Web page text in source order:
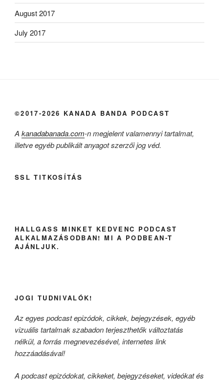
August 2017
July 2017
©2017-2026 KANADA BANDA PODCAST
A kanadabanada.com-n megjelent valamennyi tartalmat,
illetve egyéb publikált anyagot szerzői jog véd.
SSL TITKOSÍTÁS
HALLGASS MINKET KEDVENC PODCAST
ALKALMAZÁSODBAN! MI A PODBEAN-T
AJÁNLJUK.
JOGI TUDNIVALÓK!
Az egyes podcast epizódok, cikkek, bejegyzések, egyéb
vizuális tartalmak szabadon terjeszthetők változtatás
nélkül, a forrás megnevezésével, internetes link
hozzáadásával!
A podcast epizódokat, cikkeket, bejegyzéseket, videókat és